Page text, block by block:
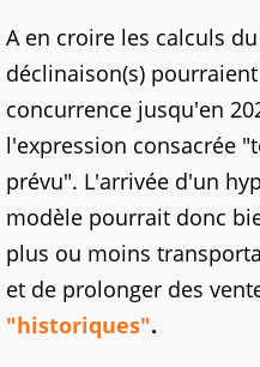
A en croire les calculs
déclinaison(s)
concurrence jusqu'en
l'expression consacrée
prévu". L'arrivée d'un
modèle pourrait donc
plus ou moins
et de prolonger des
"historiques".